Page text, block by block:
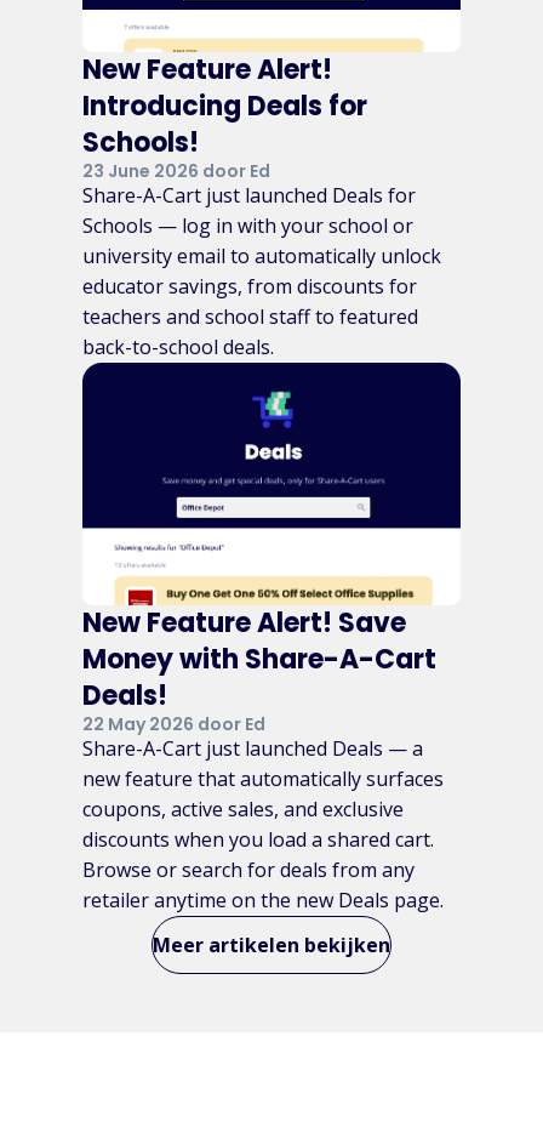
New Feature Alert!
Introducing Deals for
Schools!
23 June 2026 door Ed
Share-A-Cart just launched Deals for
Schools — log in with your school or
university email to automatically unlock
educator savings, from discounts for
teachers and school staff to featured
back-to-school deals.
New Feature Alert! Save
Money with Share-A-Cart
Deals!
22 May 2026 door Ed
Share-A-Cart just launched Deals — a
new feature that automatically surfaces
coupons, active sales, and exclusive
discounts when you load a shared cart.
Browse or search for deals from any
retailer anytime on the new Deals page.
Meer artikelen bekijken